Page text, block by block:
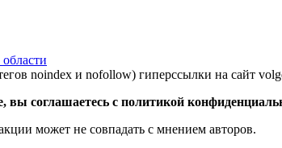
noindex и nofollow) гиперссылки на сайт
соглашаетесь с политикой
может не совпадать с мнением авторов.